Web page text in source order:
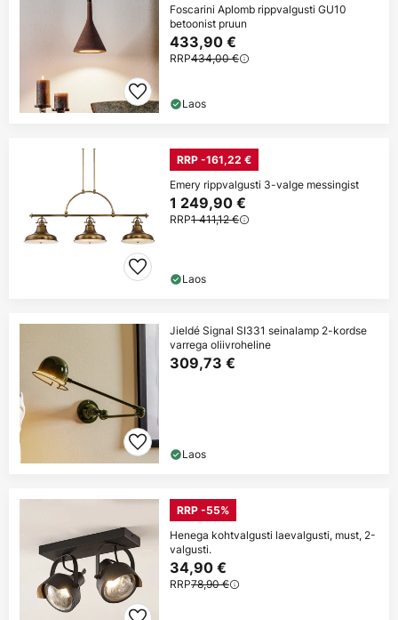
Foscarini Aplomb rippvalgusti GU10
betoonist pruun
433,90 €
RRP434,00 €
Laos
RRP -161,22 €
Emery rippvalgusti 3-valge messingist
1 249,90 €
RRP1 411,12 €
Laos
Jieldé Signal SI331 seinalamp 2-kordse
varrega oliivroheline
309,73 €
Laos
RRP -55%
Henega kohtvalgusti laevalgusti, must, 2-
valgusti.
34,90 €
RRP78,90 €